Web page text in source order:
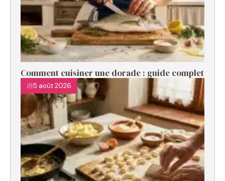
Comment cuisiner une dorade : guide complet
5 août 2026